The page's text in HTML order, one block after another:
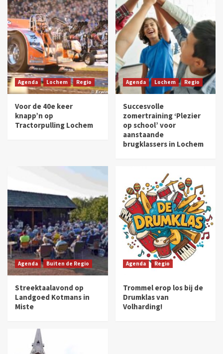
Agenda Lochem Regio
Voor de 40e keer
knapp’n op
Tractorpulling Lochem
Agenda Lochem Regio
Succesvolle
zomertraining ‘Plezier
op school’ voor
aanstaande
brugklassers in Lochem
Agenda Buiten de Regio
Streektaalavond op
Landgoed Kotmans in
Miste
Agenda Regio
Trommel erop los bij de
Drumklas van
Volharding!